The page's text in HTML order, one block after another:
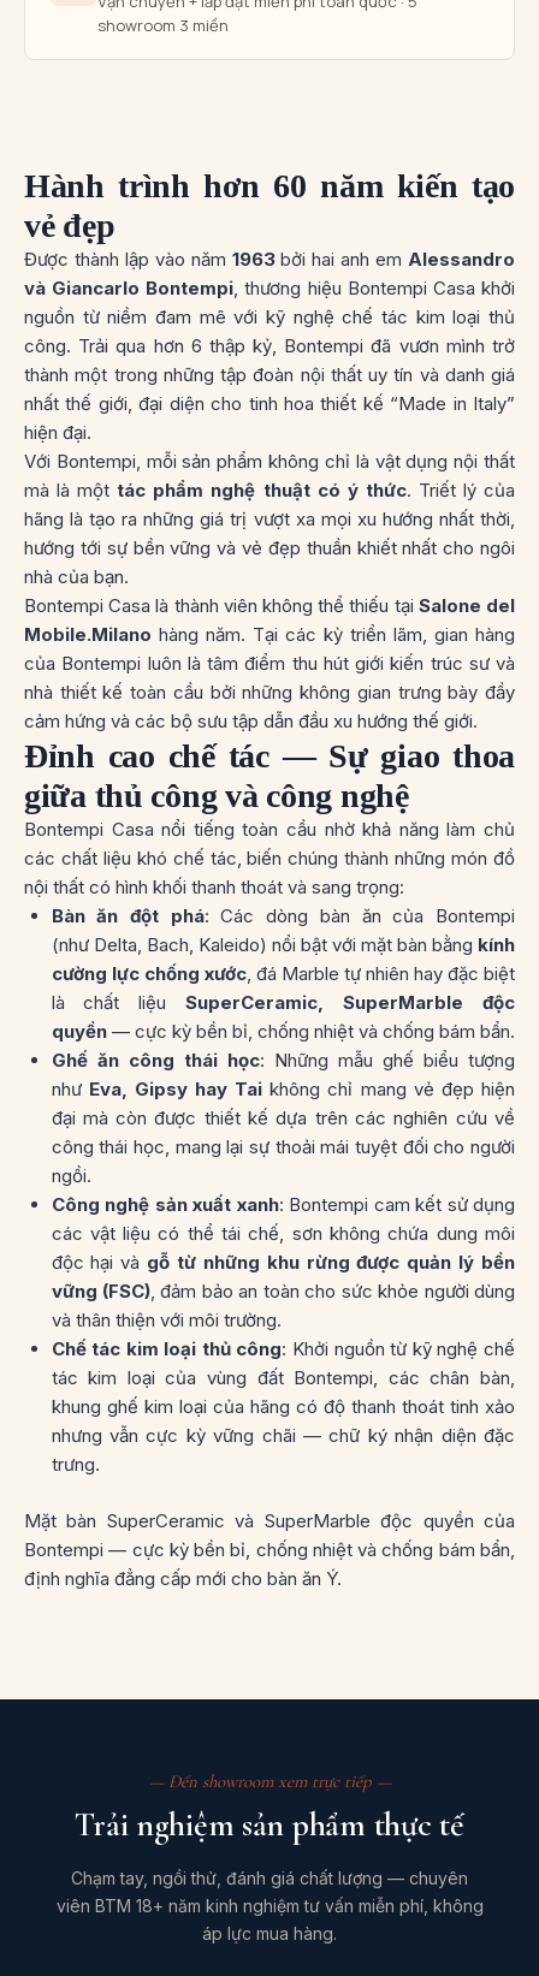
showroom 3 miền
Hành trình hơn 60 năm kiến tạo
vẻ đẹp
Được thành lập vào năm 1963bởi hai anh em Alessandro
và Giancarlo Bontempi, thương hiệu Bontempi Casa khởi
nguồn từ niềm đam mê với kỹ nghệ chế tác kim loại thủ
công. Trải qua hơn 6 thập kỷ, Bontempi đã vươn mình trở
thành một trong những tập đoàn nội thất uy tín và danh giá
nhất thế giới, đại diện cho tinh hoa thiết kế “Made in Italy”
hiện đại.
Với Bontempi, mỗi sản phẩm không chỉ là vật dụng nội thất
mà là mộttác phẩm nghệ thuật có ý thức. Triết lý của
hãng là tạo ra những giá trị vượt xa mọi xu hướng nhất thời,
hướng tới sự bền vững và vẻ đẹp thuần khiết nhất cho ngôi
nhà của bạn.
Bontempi Casa là thành viên không thể thiếu tại Salone del
Mobile.Milano hàng năm. Tại các kỳ triển lãm, gian hàng
của Bontempi luôn là tâm điểm thu hút giới kiến trúc sư và
nhà thiết kế toàn cầu bởi những không gian trưng bày đầy
cảm hứng và các bộ sưu tập dẫn đầu xu hướng thế giới.
Đỉnh cao chế tác — Sự giao thoa
giữa thủ công và công nghệ
Bontempi Casa nổi tiếng toàn cầu nhờ khả năng làm chủ
các chất liệu khó chế tác, biến chúng thành những món đồ
nội thất có hình khối thanh thoát và sang trọng:
Bàn ăn đột phá: Các dòng bàn ăn của Bontempi
(như Delta, Bach, Kaleido) nổi bật với mặt bàn bằng kính
cường lực chống xước, đá Marble tự nhiên hay đặc biệt
là chất liệuSuperCeramic, SuperMarble độc
quyền— cực kỳ bền bỉ, chống nhiệt và chống bám bẩn.
Ghế ăn công thái học: Những mẫu ghế biểu tượng
như Eva, Gipsy hay Tai không chỉ mang vẻ đẹp hiện
đại mà còn được thiết kế dựa trên các nghiên cứu về
công thái học, mang lại sự thoải mái tuyệt đối cho người
ngồi.
Công nghệ sản xuất xanh: Bontempi cam kết sử dụng
các vật liệu có thể tái chế, sơn không chứa dung môi
độc hại và gỗ từ những khu rừng được quản lý bền
vững (FSC), đảm bảo an toàn cho sức khỏe người dùng
và thân thiện với môi trường.
Chế tác kim loại thủ công: Khởi nguồn từ kỹ nghệ chế
tác kim loại của vùng đất Bontempi, các chân bàn,
khung ghế kim loại của hãng có độ thanh thoát tinh xảo
nhưng vẫn cực kỳ vững chãi — chữ ký nhận diện đặc
trưng.
Mặt bàn SuperCeramic và SuperMarble độc quyền của
Bontempi — cực kỳ bền bỉ, chống nhiệt và chống bám bẩn,
định nghĩa đẳng cấp mới cho bàn ăn Ý.
— Đến showroom xem trực tiếp —
Trải nghiệm sản phẩm thực tế
Chạm tay, ngồi thử, đánh giá chất lượng — chuyên
viên BTM 18+ năm kinh nghiệm tư vấn miễn phí, không
áp lực mua hàng.